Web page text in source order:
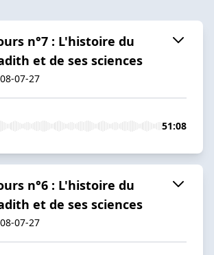
n°7 : L'histoire du
et de ses sciences
07-27
51:08
n°6 : L'histoire du
et de ses sciences
07-27